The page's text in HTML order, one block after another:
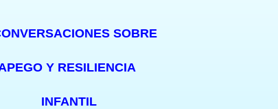
SOBRE
Y RESILIENCIA
INFANTIL